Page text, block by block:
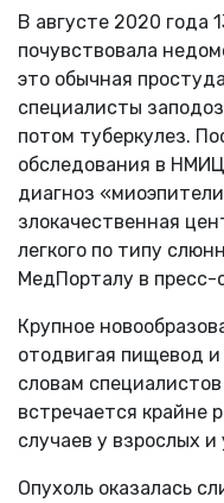
В августе 2020 года
почувствовала
это обычная
специалисты
потом туберкулез.
обследования в
диагноз
злокачественная
легкого по типу
МедПорталу в
Крупное
отодвигая пищевод
словам
встречается крайне
случаев у взрослых
Опухоль оказалась